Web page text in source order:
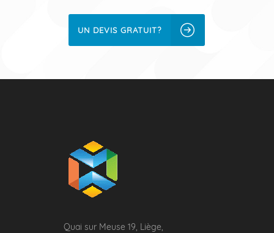
UN DEVIS GRATUIT?
Quai sur Meuse 19, Liège,